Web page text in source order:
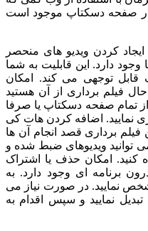
در صفحه دسکتاپ موجود است
ایجاد کردن ویدیو های منحصر
دارد. این قابلیت به شما
توجهی می کند. امکان
فیلم برداری از آن هستید
از تمام صفحه دسکتاپ یا صرفا
نمایید. اضافه کردن هات کی
برداری قصد انجام آن ها
می توانید ویدیوهای ضبط شده و
کنید. امکان حذف یا اشتراک
برنامه ای وجود دارد. به
نمایید. در صورت نیاز می
تبدیل نمایید و سپس اقدام به